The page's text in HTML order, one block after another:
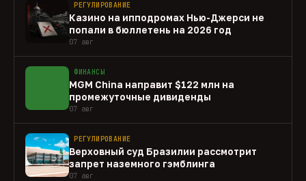
РЕГУЛИРОВАНИЕ
Казино на ипподромах Нью-Джерси не
попали в бюллетень на 2026 год
07 авг
ФИНАНСЫ
MGM China направит $122 млн на
промежуточные дивиденды
07 авг
РЕГУЛИРОВАНИЕ
Верховный суд Бразилии рассмотрит
запрет наземного гэмблинга
07 авг